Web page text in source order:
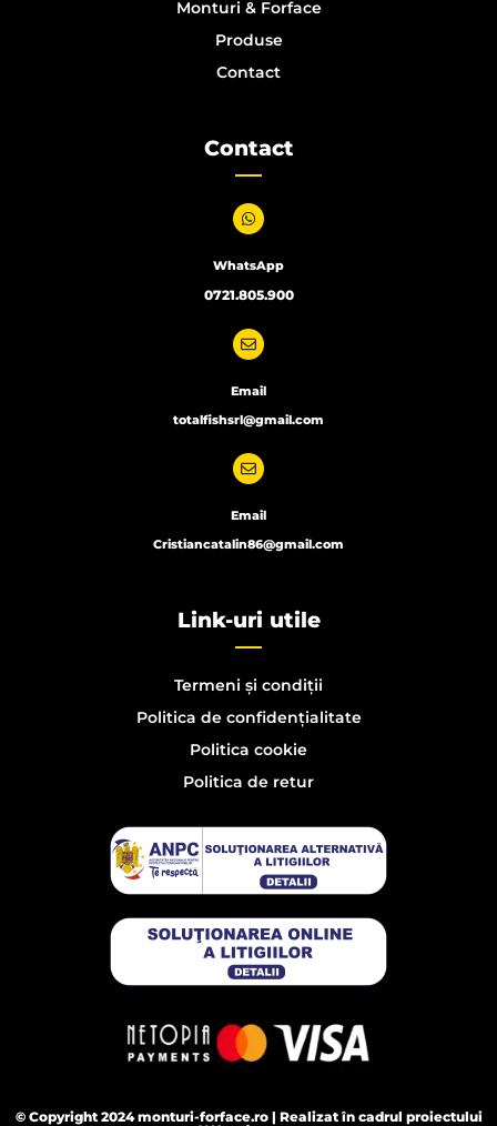
Monturi & Forface
Produse
Contact
Contact
WhatsApp
0721.805.900
Email
totalfishsrl@gmail.com
Email
Cristiancatalin86@gmail.com
Link-uri utile
Termeni și condiții
Politica de confidențialitate
Politica cookie
Politica de retur
© Copyright 2024 monturi-forface.ro | Realizat în cadrul proiectului